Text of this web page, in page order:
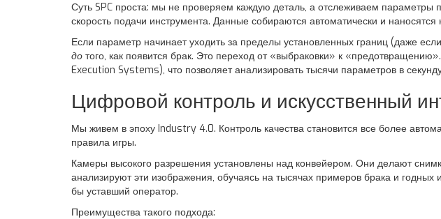
Суть SPC проста: мы не проверяем каждую деталь, а отслеживаем
скорость подачи инструмента. Данные собираются автоматически и наносятся
Если параметр начинает уходить за пределы установленных границ (даже
до того, как появится брак. Это переход от «выбраковки» к
Execution Systems), что позволяет анализировать тысячи параметров в
Цифровой контроль и искусственный
Мы живем в эпоху Industry 4.0. Контроль качества становится все более
правила игры.
Камеры высокого разрешения установлены над конвейером. Они делают
анализируют эти изображения, обучаясь на тысячах примеров брака и
бы уставший оператор.
Преимущества такого подхода: